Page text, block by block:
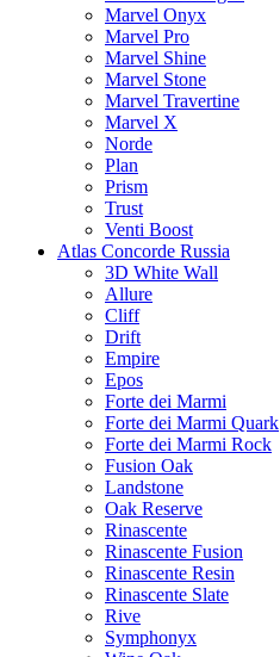
Marvel Onyx
Marvel Pro
Marvel Shine
Marvel Stone
Marvel Travertine
Marvel X
Norde
Plan
Prism
Trust
Venti Boost
Atlas Concorde Russia
3D White Wall
Allure
Cliff
Drift
Empire
Epos
Forte dei Marmi
Forte dei Marmi Quark
Forte dei Marmi Rock
Fusion Oak
Landstone
Oak Reserve
Rinascente
Rinascente Fusion
Rinascente Resin
Rinascente Slate
Rive
Symphonyx